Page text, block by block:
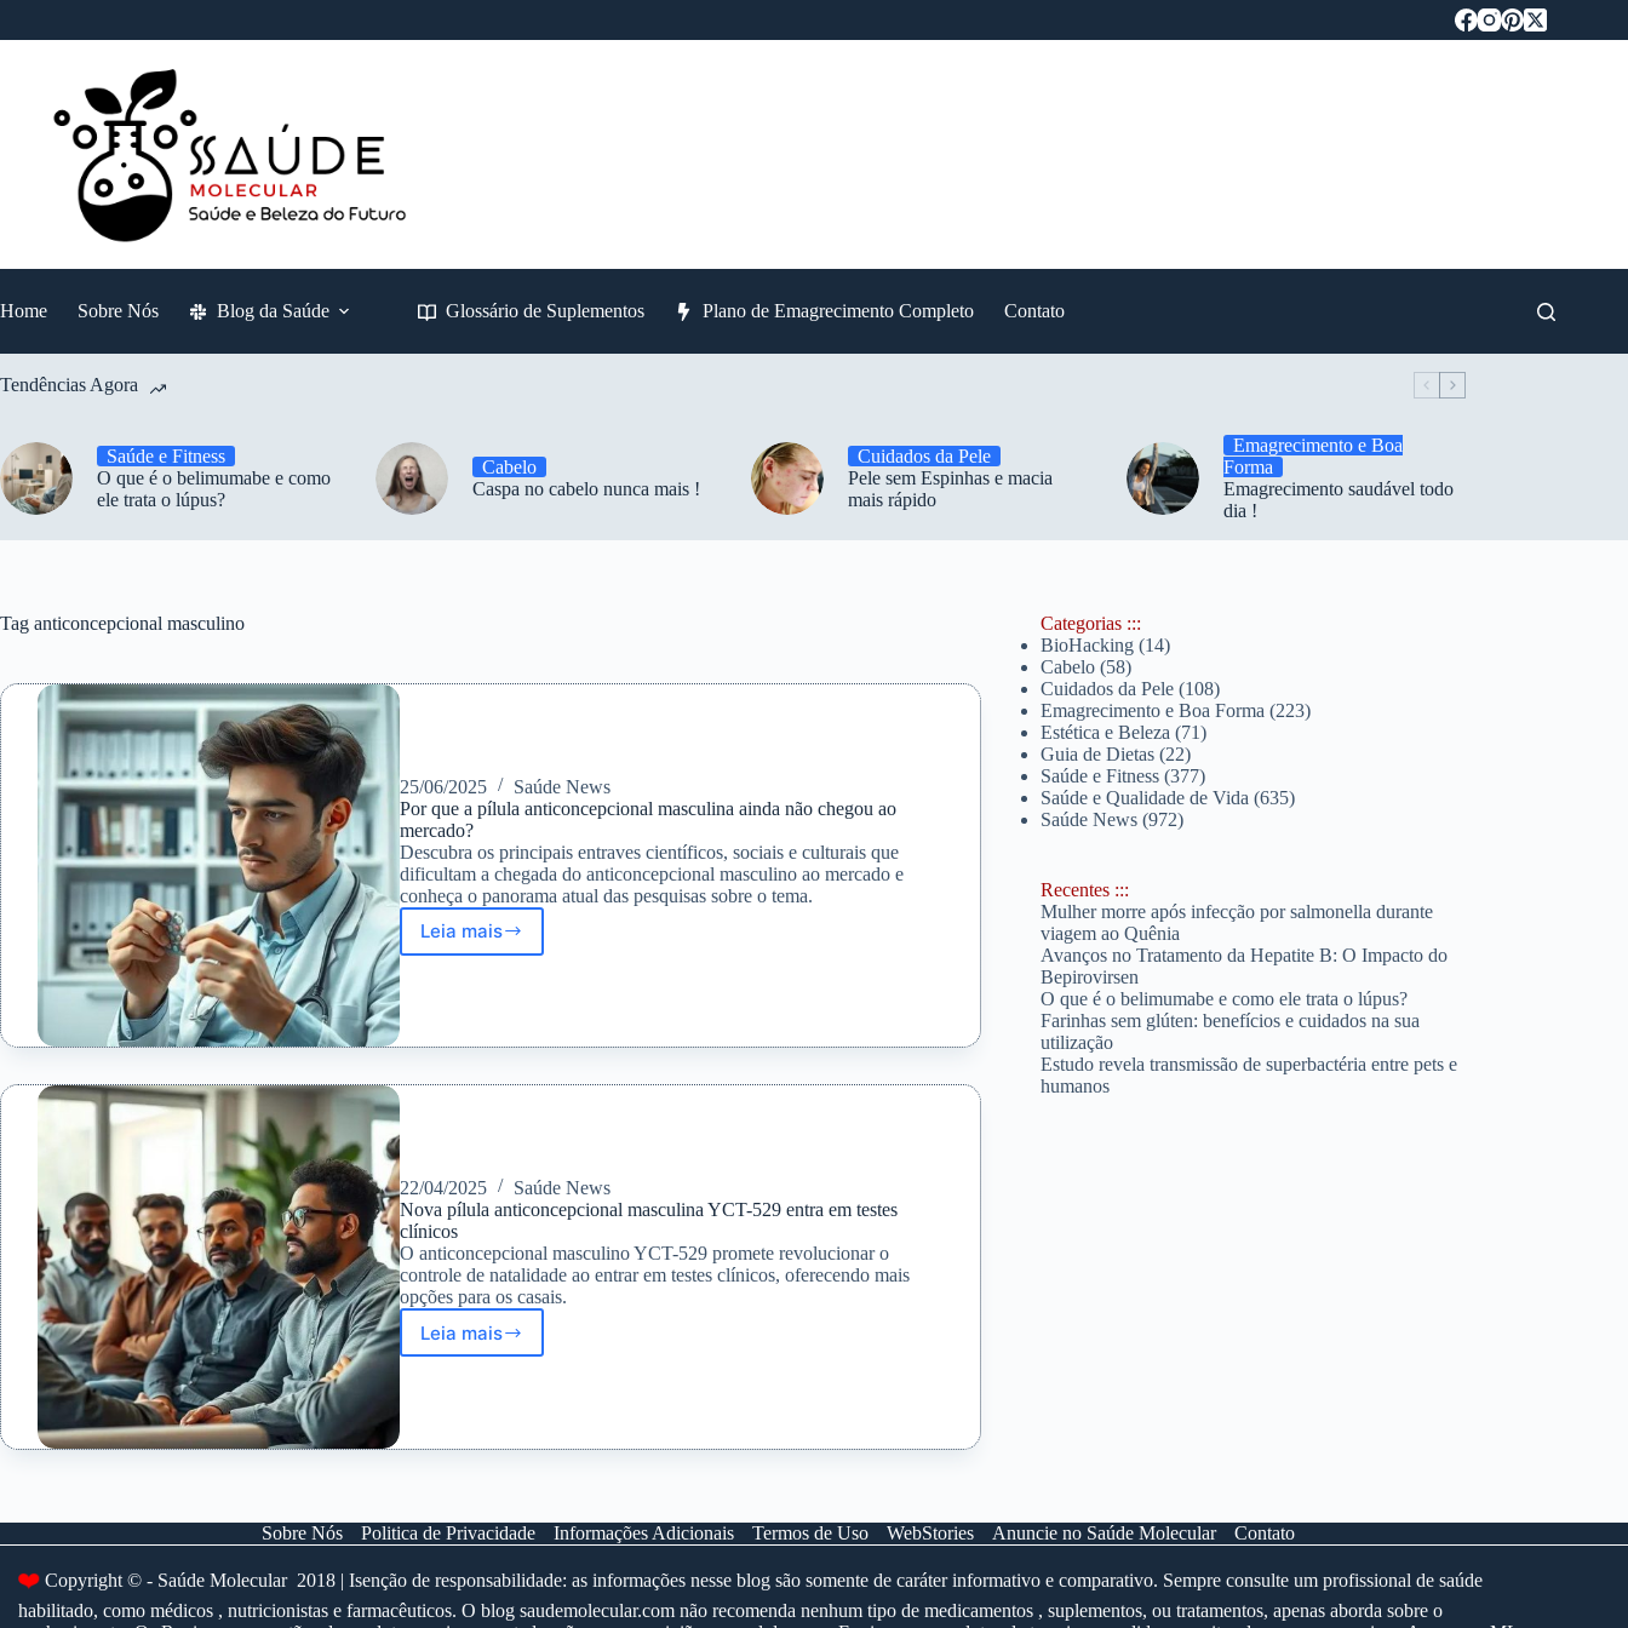
Home Sobre Nós Blog da Saúde Glossário de Suplementos Plano de Emagrecimento Completo Contato
Tendências Agora
Saúde e Fitness
O que é o belimumabe e como
ele trata o lúpus?
Cabelo
Caspa no cabelo nunca mais !
Cuidados da Pele
Pele sem Espinhas e macia
mais rápido
Emagrecimento e Boa
Forma
Emagrecimento saudável todo
dia !
Tag anticoncepcional masculino
25/06/2025
Saúde News
Por que a pílula anticoncepcional masculina ainda não chegou ao
mercado?
Descubra os principais entraves científicos, sociais e culturais que
dificultam a chegada do anticoncepcional masculino ao mercado e
conheça o panorama atual das pesquisas sobre o tema.
Leia mais
Por
ainda
22/04/2025
Saúde News
Nova pílula anticoncepcional masculina YCT-529 entra em testes
clínicos
O anticoncepcional masculino YCT-529 promete revolucionar o
controle de natalidade ao entrar em testes clínicos, oferecendo mais
opções para os casais.
Leia mais
Nova
529
testes
clínicos
Categorias :::
BioHacking(14)
Cabelo(58)
Cuidados da Pele(108)
Emagrecimento e Boa Forma (223)
Estética e Beleza (71)
Guia de Dietas(22)
Saúde e Fitness(377)
Saúde e Qualidade de Vida (635)
Saúde News(972)
Recentes :::
Mulher morre após infecção por salmonella durante
viagem ao Quênia
Avanços no Tratamento da Hepatite B: O Impacto do
Bepirovirsen
O que é o belimumabe e como ele trata o lúpus?
Farinhas sem glúten: benefícios e cuidados na sua
utilização
Estudo revela transmissão de superbactéria entre pets e
humanos
Sobre Nós Politica de Privacidade Informações Adicionais Termos de Uso WebStories Anuncie no Saúde Molecular Contato
❤️ Copyright © - Saúde Molecular 2018 | Isenção de responsabilidade: as informações nesse blog são somente de caráter informativo e comparativo. Sempre consulte um profissional de saúde
habilitado, como médicos , nutricionistas e farmacêuticos. O blog saudemolecular.com não recomenda nenhum tipo de medicamentos , suplementos, ou tratamentos, apenas aborda sobre o